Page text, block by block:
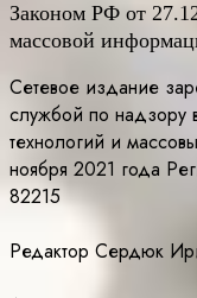
Законом РФ от
массовой
Сетевое издание
службой по надзору
технологий и
ноября 2021 года
82215
Редактор Сердюк